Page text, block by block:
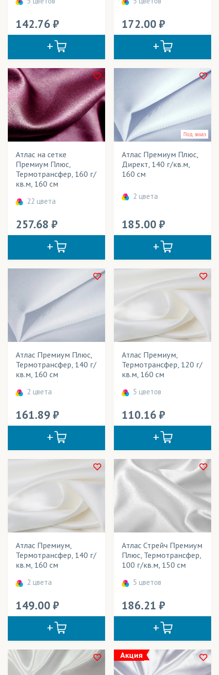
Вымпелы
Выставочные стенды
Галстуки
Декорации
Жалюзи
Занавесы
Кабинетные флаги
Календари
Картины
Кашне
Маски защитные
Мебель
Мобильные конструкции
Модульные картины
Надувные конструкции
Наружная реклама
Обивка игровых столов
Одежда
Панно
Перетяжки
Плакаты
Платки
Платья
Плащи
Подклады для одежды
Подушки декоративные
Технология печати
Применение в изделиях
Тип товара
Cостав ткани
Цвет
142.76 172.00
Атлас на сетке
Премиум Плюс,
Термотрансфер, 160 г/
кв.м, 160 см
22 цвета
257.68
Под заказ
Атлас Премиум Плюс,
Директ, 140 г/кв.м,
160 см
2 цвета
185.00
Атлас Премиум Плюс,
Термотрансфер, 140 г/
кв.м, 160 см
2 цвета
161.89
Атлас Премиум,
Термотрансфер, 120 г/
кв.м, 160 см
5 цветов
110.16
Атлас Премиум,
Термотрансфер, 140 г/
кв.м, 160 см
2 цвета
149.00
Атлас Стрейч Премиум
Плюс, Термотрансфер,
100 г/кв.м, 150 см
5 цветов
186.21
Акция